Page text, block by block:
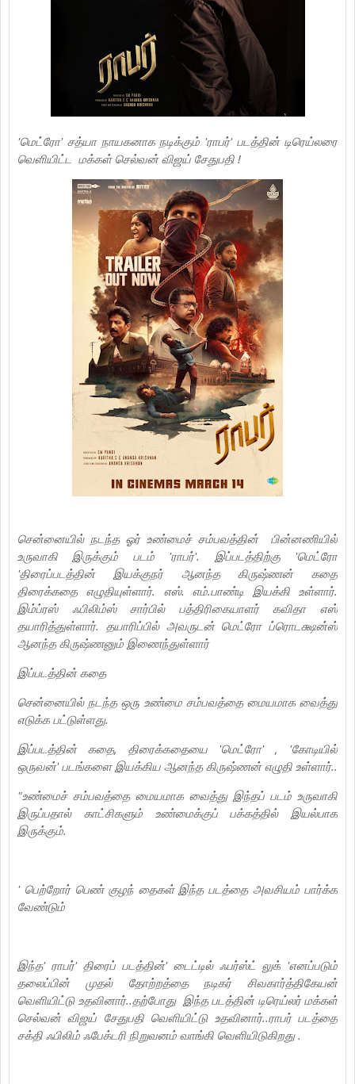
'மெட்ரோ' சத்யா நாயகனாக நடிக்கும் 'ராபர்' படத்தின் டிரெய்லரை
வெளியிட்ட மக்கள் செல்வன் விஜய் சேதுபதி !
சென்னையில் நடந்த ஓர் உண்மைச் சம்பவத்தின் பின்னணியில்
உருவாகி இருக்கும் படம் 'ராபர்'. இப்படத்திற்கு 'மெட்ரோ
'திரைப்படத்தின் இயக்குநர் ஆனந்த கிருஷ்ணன் கதை
திரைக்கதை எழுதியுள்ளார். எஸ். எம்.பாண்டி இயக்கி உள்ளார்.
இம்ப்ரஸ் ஃபிலிம்ஸ் சார்பில் பத்திரிகையாளர் கவிதா எஸ்
தயாரித்துள்ளார். தயாரிப்பில் அவருடன் மெட்ரோ ப்ரொடக்ஷன்ஸ்
ஆனந்த கிருஷ்ணனும் இணைந்துள்ளார்
இப்படத்தின் கதை
சென்னையில் நடந்த ஒரு உண்மை சம்பவத்தை மையமாக வைத்து
எடுக்க பட்டுள்ளது.
இப்படத்தின் கதை, திரைக்கதையை 'மெட்ரோ' , 'கோடியில்
ஒருவன்' படங்களை இயக்கிய ஆனந்த கிருஷ்ணன் எழுதி உள்ளார்..
"உண்மைச் சம்பவத்தை மையமாக வைத்து இந்தப் படம் உருவாகி
இருப்பதால் காட்சிகளும் உண்மைக்குப் பக்கத்தில் இயல்பாக
இருக்கும்.
' பெற்றோர் பெண் குழந் தைகள் இந்த படத்தை அவசியம் பார்க்க
வேண்டும்
இந்த' ராபர்' திரைப் படத்தின்' டைட்டில் ஃபர்ஸ்ட் லுக் 'எனப்படும்
தலைப்பின் முதல் தோற்றத்தை நடிகர் சிவகார்த்திகேயன்
வெளியிட்டு உதவினார்..தற்போது இந்த படத்தின் டிரெய்லர் மக்கள்
செல்வன் விஜய் சேதுபதி வெளியிட்டு உதவினார்..ராபர் படத்தை
சக்தி ஃபிலிம் ஃபேக்டரி நிறுவனம் வாங்கி வெளியிடுகிறது .